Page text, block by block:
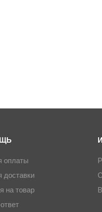
оплаты
доставки
на товар